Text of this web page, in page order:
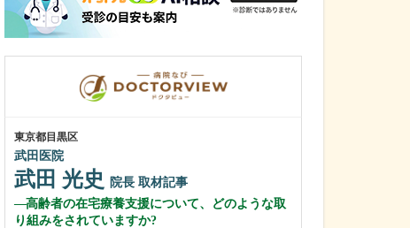
東京都目黒区
武田医院
武田 光史 院長 取材記事
高齢者の在宅療養支援について、どのような取
り組みをされていますか?